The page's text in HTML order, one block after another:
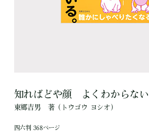
知ればどや顔 よくわからな
東郷吉男 著（トウゴウ ヨシオ）
四六判 368ページ